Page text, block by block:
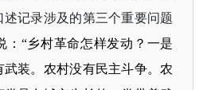
述记录涉及的第三个重要问题
： “乡村革命怎样发动？一是
装。农村没有民主斗争。农